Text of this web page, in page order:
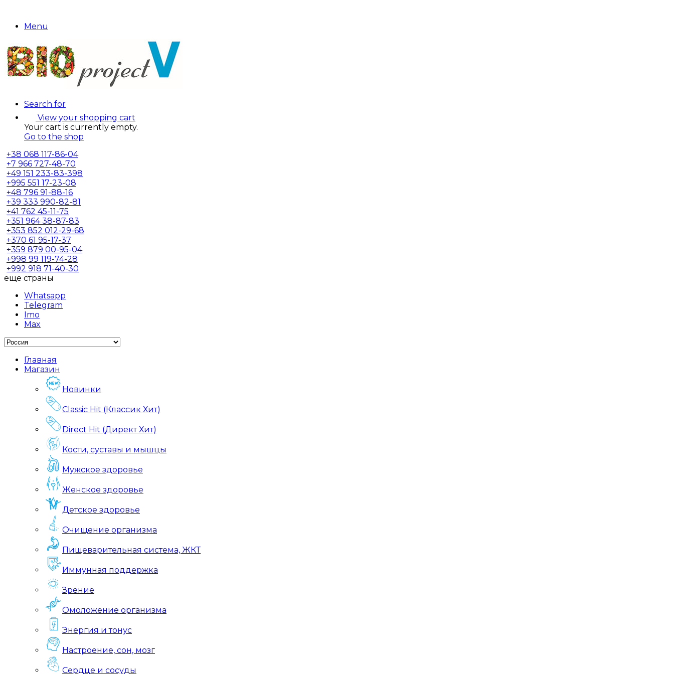
Menu
Search for
View your shopping cart
Your cart is currently empty.
Go to the shop
+38 068 117-86-04
+7 966 727-48-70
+49 151 233-83-398
+995 551 17-23-08
+48 796 91-88-16
+39 333 990-82-81
+41 762 45-11-75
+351 964 38-87-83
+353 852 012-29-68
+370 61 95-17-37
+359 879 00-95-04
+998 99 119-74-28
+992 918 71-40-30
еще страны
Whatsapp
Telegram
Imo
Max
Главная
Магазин
Новинки
Classic Hit (Классик Хит)
Direct Hit (Директ Хит)
Кости, суставы и мышцы
Мужское здоровье
Женское здоровье
Детское здоровье
Очищение организма
Пищеварительная система, ЖКТ
Иммунная поддержка
Зрение
Омоложение организма
Энергия и тонус
Настроение, сон, мозг
Сердце и сосуды